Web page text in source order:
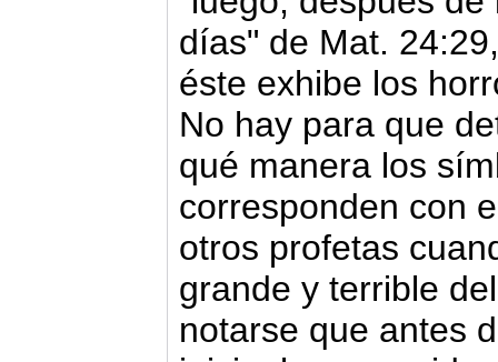
días" de Mat.
éste exhibe los
No hay para que
qué manera los
corresponden con
otros profetas
grande y terrible
notarse que antes